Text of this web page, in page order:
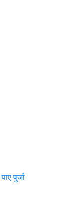
पुर्जा